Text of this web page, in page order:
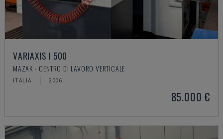
VARIAXIS I 500
MAZAK - CENTRO DI LAVORO VERTICALE
ITALIA 2006
85.000 €